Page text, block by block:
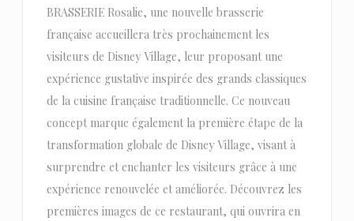
BRASSERIE Rosalie, une nouvelle brasserie
française accueillera très prochainement les
visiteurs de Disney Village, leur proposant une
expérience gustative inspirée des grands classiques
de la cuisine française traditionnelle. Ce nouveau
concept marque également la première étape de la
transformation globale de Disney Village, visant à
surprendre et enchanter les visiteurs grâce à une
expérience renouvelée et améliorée. Découvrez les
premières images de ce restaurant, qui ouvrira en